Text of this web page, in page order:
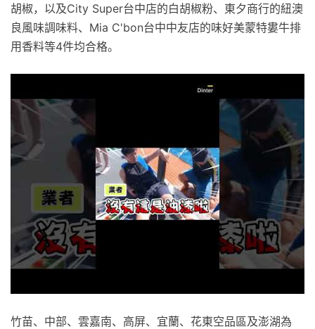
胡椒，以及City Super台中店的白胡椒粉、東夕商行的紐澳
良風味調味料、Mia C'bon台中中友店的味好美蒙特婁牛排
用香料等4件均合格。
竹苗、中部、雲嘉南、高屏、宜蘭、花東空品區及澎湖為